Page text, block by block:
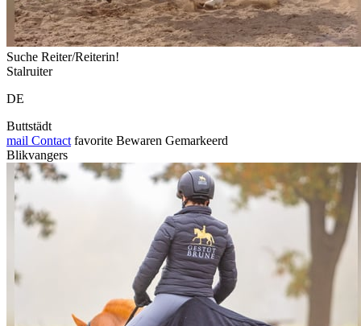
Suche Reiter/Reiterin!
Stalruiter
DE
Buttstädt
mail Contact favorite Bewaren Gemarkeerd
Blikvangers